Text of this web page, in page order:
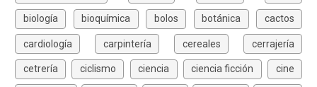
biología bioquímica bolos botánica cactos
cardiología carpintería cereales cerrajería
cetrería ciclismo ciencia ciencia ficción cine